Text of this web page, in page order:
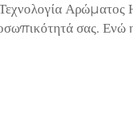
Αρώματος
σας. Ενώ
μπορεί